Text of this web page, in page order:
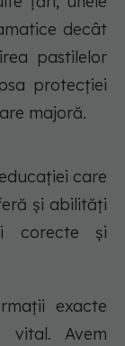
decât
pastilelor
protecției
majoră.
care
și abilități
corecte și
exacte
vital. Avem